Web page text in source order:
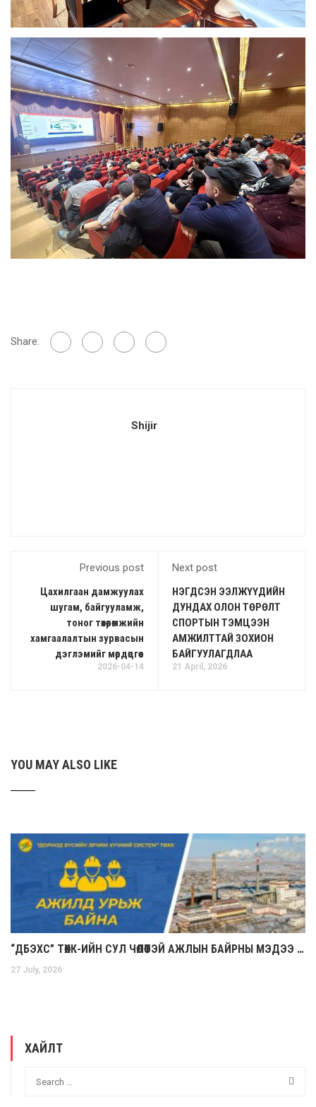
Share:
Shijir
Previous post
Цахилгаан дамжуулах
шугам, байгууламж,
тоног төхөөрөмжийн
хамгаалалтын зурвасын
дэглэмийг мөрдөцгөөе
2026-04-14
Next post
НЭГДСЭН ЭЭЛЖҮҮДИЙН
ДУНДАХ ОЛОН ТӨРӨЛТ
СПОРТЫН ТЭМЦЭЭН
АМЖИЛТТАЙ ЗОХИОН
БАЙГУУЛАГДЛАА
21 April, 2026
YOU MAY ALSO LIKE
“ДБЭХС” ТӨХК-ИЙН СУЛ ЧӨЛӨӨТЭЙ АЖЛЫН БАЙРНЫ МЭДЭЭ (2026.07.27)
27 July, 2026
ХАЙЛТ